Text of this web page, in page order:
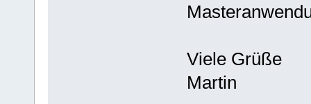
Viele Grüße
Martin